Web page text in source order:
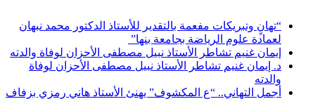
“تهانٍ وتبريكات مفعمة بالتقدير للأستاذ الدكتور محمد نبهان
لعمادة علوم الرياضة بجامعة بنها”
إيمان غنيم تشاطر الأستاذ نبيل مصطفى الأحزان لوفاة والدته
د. إيمان غنيم تشاطر الأستاذ نبيل مصطفى الأحزان لوفاة
والدته
أجمل التهاني.. “ع المكشوف” يهنئ الأستاذ هاني رمزي بزفاف